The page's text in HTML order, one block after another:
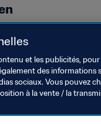
et les publicités,
des
sociaux. Vous pouvez
à la vente / la